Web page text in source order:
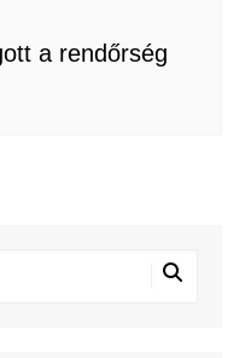
a rendőrség